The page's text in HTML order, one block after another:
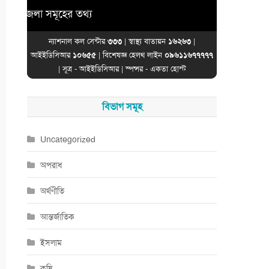
সমূহের তথ্য
ন্যাশনাল কল সেন্টার৩৩৩ | স্বাস্থ্য বাতায়ন ১৬২৬৩ |
আইইডিসিআর ১০৬৫৫| বিশেষজ্ঞ হেলথ লাইন০৯৬১১৬৭৭৭৭৭
| সূত্র -আইইডিসিআর| স্পন্সর - একতা হোস্ট
বিভাগ সমূহ
Uncategorized
অপরাধ
অর্থণীতি
আন্তর্জাতিক
ইসলাম